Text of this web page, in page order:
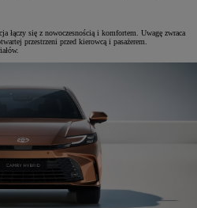
łączy się z nowoczesnością i komfortem. Uwagę zwraca
przestrzeni przed kierowcą i pasażerem.